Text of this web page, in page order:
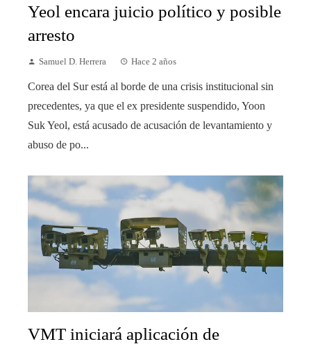
Yeol encara juicio político y posible
arresto
Samuel D. Herrera Hace 2 años
Corea del Sur está al borde de una crisis institucional sin
precedentes, ya que el ex presidente suspendido, Yoon
Suk Yeol, está acusado de acusación de levantamiento y
abuso de po...
VMT iniciará aplicación de